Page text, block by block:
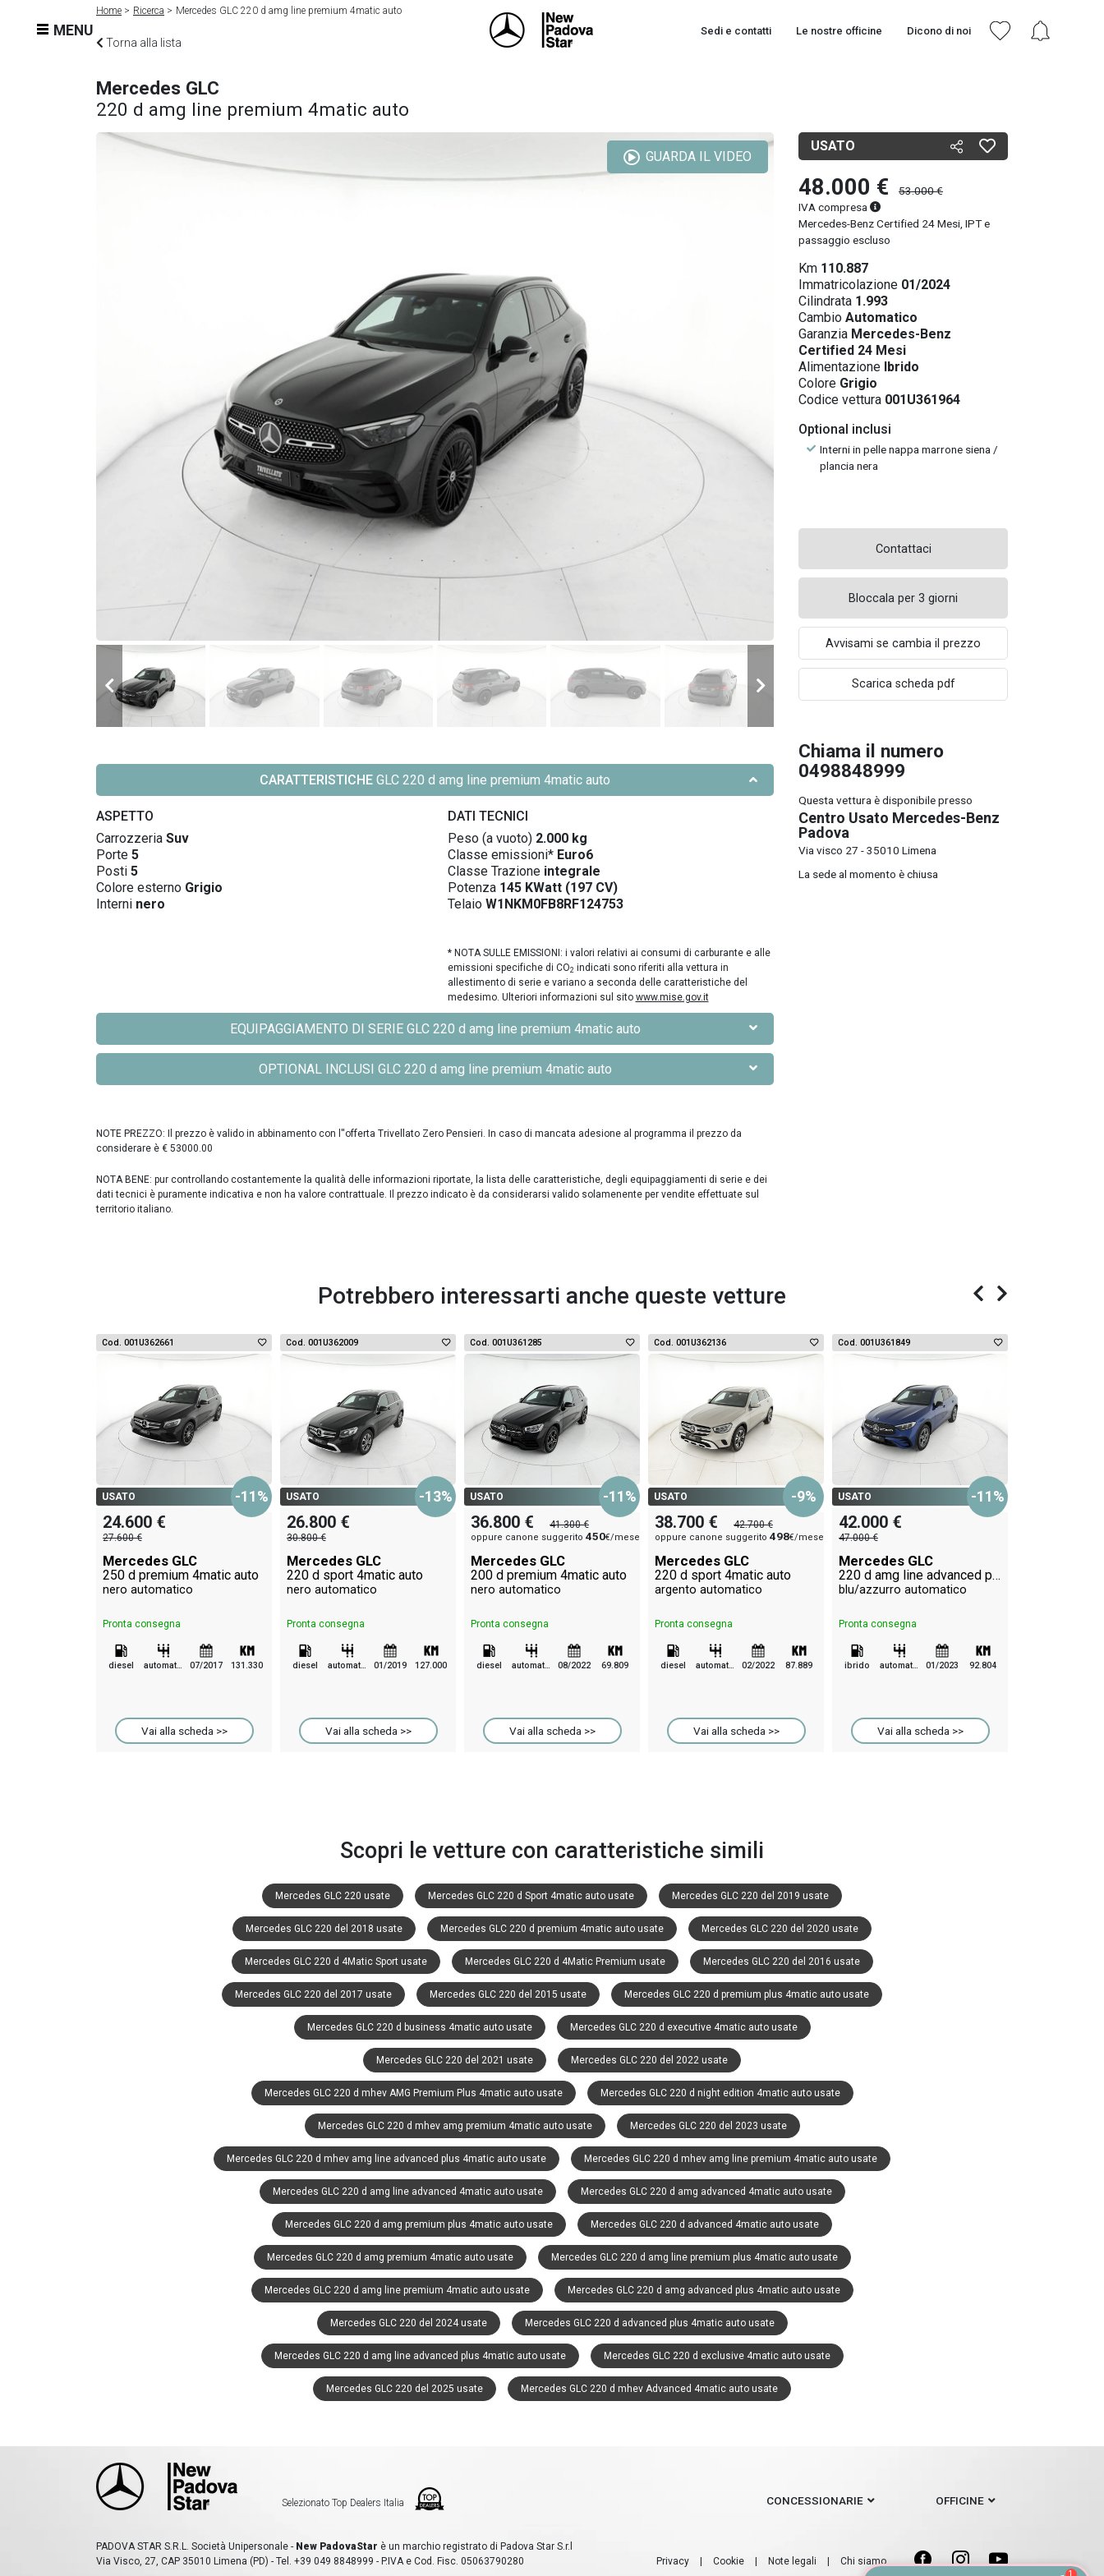
MENU Sedi e contatti Le nostre officine Dicono di noi
Home Ricerca Mercedes GLC 220 d amg line premium 4matic auto
Torna alla lista
Mercedes GLC
220 d amg line premium 4matic auto
GUARDA IL VIDEO
CARATTERISTICHE GLC 220 d amg line premium 4matic auto
ASPETTO
Carrozzeria Suv
Porte 5
Posti 5
Colore esterno Grigio
Interni nero
DATI TECNICI
Peso (a vuoto) 2.000 kg
Classe emissioni* Euro6
Classe Trazione integrale
Potenza 145 KWatt (197 CV)
Telaio W1NKM0FB8RF124753
* NOTA SULLE EMISSIONI: i valori relativi ai consumi di carburante e alle
emissioni specifiche di CO2 indicati sono riferiti alla vettura in
allestimento di serie e variano a seconda delle caratteristiche del
medesimo. Ulteriori informazioni sul sito www.mise.gov.it
EQUIPAGGIAMENTO DI SERIE GLC 220 d amg line premium 4matic auto
OPTIONAL INCLUSI GLC 220 d amg line premium 4matic auto
NOTE PREZZO: Il prezzo è valido in abbinamento con l''offerta Trivellato Zero Pensieri. In caso di mancata adesione al programma il prezzo da
considerare è € 53000.00
NOTA BENE: pur controllando costantemente la qualità delle informazioni riportate, la lista delle caratteristiche, degli equipaggiamenti di serie e dei
dati tecnici è puramente indicativa e non ha valore contrattuale. Il prezzo indicato è da considerarsi valido solamenente per vendite effettuate sul
territorio italiano.
USATO
48.000 €
53.000 €
IVA compresa
Mercedes-Benz Certified 24 Mesi, IPT e
passaggio escluso
Km 110.887
Immatricolazione 01/2024
Cilindrata 1.993
Cambio Automatico
Garanzia Mercedes-Benz
Certified 24 Mesi
Alimentazione Ibrido
Colore Grigio
Codice vettura 001U361964
Optional inclusi
Interni in pelle nappa marrone siena /
plancia nera
Contattaci
Bloccala per 3 giorni
Avvisami se cambia il prezzo
Scarica scheda pdf
Chiama il numero
0498848999
Questa vettura è disponibile presso
Centro Usato Mercedes-Benz
Padova
Via visco 27 - 35010 Limena
La sede al momento è chiusa
Potrebbero interessarti anche queste vetture
Cod. 001U362661
USATO -11%
24.600 €
27.600 €
Mercedes GLC
250 d premium 4matic auto
nero automatico
Pronta consegna
diesel automatico 07/2017 131.330
Vai alla scheda >>
Cod. 001U362009
USATO -13%
26.800 €
30.800 €
Mercedes GLC
220 d sport 4matic auto
nero automatico
Pronta consegna
diesel automatico 01/2019 127.000
Vai alla scheda >>
Cod. 001U361285
USATO -11%
36.800 € 41.300 €
oppure canone suggerito 450€/mese
Mercedes GLC
200 d premium 4matic auto
nero automatico
Pronta consegna
diesel automatico 08/2022 69.809
Vai alla scheda >>
Cod. 001U362136
USATO -9%
38.700 € 42.700 €
oppure canone suggerito 498€/mese
Mercedes GLC
220 d sport 4matic auto
argento automatico
Pronta consegna
diesel automatico 02/2022 87.889
Vai alla scheda >>
Cod. 001U361849
USATO -11%
42.000 €
47.000 €
Mercedes GLC
220 d amg line advanced plus 4matic auto
blu/azzurro automatico
Pronta consegna
ibrido automatico 01/2023 92.804
Vai alla scheda >>
Scopri le vetture con caratteristiche simili
Mercedes GLC 220 usate Mercedes GLC 220 d Sport 4matic auto usate Mercedes GLC 220 del 2019 usate
Mercedes GLC 220 del 2018 usate Mercedes GLC 220 d premium 4matic auto usate Mercedes GLC 220 del 2020 usate
Mercedes GLC 220 d 4Matic Sport usate Mercedes GLC 220 d 4Matic Premium usate Mercedes GLC 220 del 2016 usate
Mercedes GLC 220 del 2017 usate Mercedes GLC 220 del 2015 usate Mercedes GLC 220 d premium plus 4matic auto usate
Mercedes GLC 220 d business 4matic auto usate Mercedes GLC 220 d executive 4matic auto usate
Mercedes GLC 220 del 2021 usate Mercedes GLC 220 del 2022 usate
Mercedes GLC 220 d mhev AMG Premium Plus 4matic auto usate Mercedes GLC 220 d night edition 4matic auto usate
Mercedes GLC 220 d mhev amg premium 4matic auto usate Mercedes GLC 220 del 2023 usate
Mercedes GLC 220 d mhev amg line advanced plus 4matic auto usate Mercedes GLC 220 d mhev amg line premium 4matic auto usate
Mercedes GLC 220 d amg line advanced 4matic auto usate Mercedes GLC 220 d amg advanced 4matic auto usate
Mercedes GLC 220 d amg premium plus 4matic auto usate Mercedes GLC 220 d advanced 4matic auto usate
Mercedes GLC 220 d amg premium 4matic auto usate Mercedes GLC 220 d amg line premium plus 4matic auto usate
Mercedes GLC 220 d amg line premium 4matic auto usate Mercedes GLC 220 d amg advanced plus 4matic auto usate
Mercedes GLC 220 del 2024 usate Mercedes GLC 220 d advanced plus 4matic auto usate
Mercedes GLC 220 d amg line advanced plus 4matic auto usate Mercedes GLC 220 d exclusive 4matic auto usate
Mercedes GLC 220 del 2025 usate Mercedes GLC 220 d mhev Advanced 4matic auto usate
Selezionato Top Dealers Italia CONCESSIONARIE OFFICINE
PADOVA STAR S.R.L. Società Unipersonale - New PadovaStar è un marchio registrato di Padova Star S.r.l
Via Visco, 27, CAP 35010 Limena (PD) - Tel. +39 049 8848999 - P.IVA e Cod. Fisc. 05063790280
Privacy Cookie Note legali
Chi siamo